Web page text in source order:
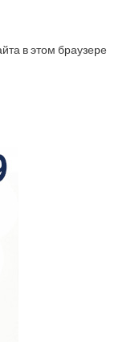
в этом браузере